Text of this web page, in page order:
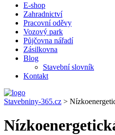
E-shop
Zahradnictví
Pracovní oděvy
Vozový park
Půjčovna nářadí
Zásilkovna
Blog
Stavební slovník
Kontakt
Stavebniny-365.cz >